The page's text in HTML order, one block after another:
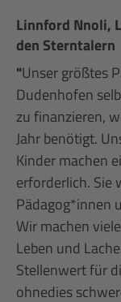
Linnford Nnoli,
den Sterntalern
"Unser größtes
Dudenhofen
zu finanzieren,
Jahr benötigt.
Kinder machen
erforderlich. Sie
Pädagog*innen
Wir machen
Leben und
Stellenwert für
ohnedies